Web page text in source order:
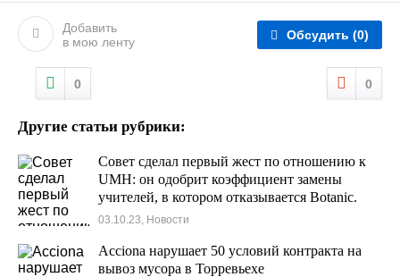
Добавить
в мою ленту
Обсудить (0)
0 0
Другие статьи рубрики:
Совет сделал первый жест по отношению к
UMH: он одобрит коэффициент замены
учителей, в котором отказывается Botanic.
03.10.23, Новости
Acciona нарушает 50 условий контракта на
вывоз мусора в Торревьехе